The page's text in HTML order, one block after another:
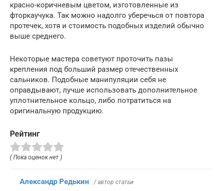
красно-коричневым цветом, изготовленные из
фторкаучука. Так можно надолго уберечься от повтора
протечек, хотя и стоимость подобных изделий обычно
выше среднего.
Некоторые мастера советуют проточить пазы
крепления под больший размер отечественных
сальников. Подобные манипуляции себя не
оправдывают, лучше использовать дополнительное
уплотнительное кольцо, либо потратиться на
оригинальную продукцию.
Рейтинг
( Пока оценок нет )
Александр Редькин / автор статьи